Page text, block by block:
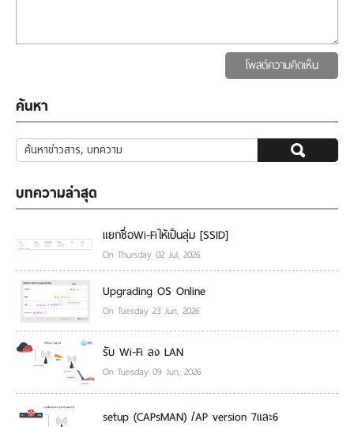
โพสต์ความคิดเห็น
ค้นหา
บทความล่าสุด
แยกชื่อWi-Fiให้เป็นลุ่ม [SSID]
On Thursday 02 Jul, 2026
Upgrading OS Online
On Tuesday 23 Jun, 2026
รับ Wi-Fi ลง LAN
On Tuesday 09 Jun, 2026
setup (CAPsMAN) /AP version 7และ6